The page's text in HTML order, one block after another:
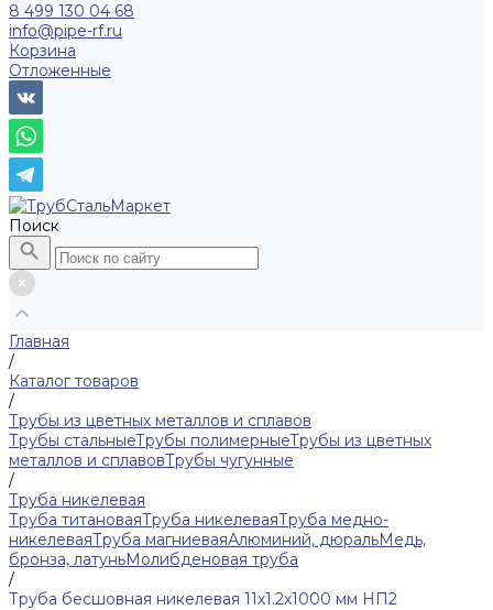
8 499 130 04 68
info@pipe-rf.ru
Корзина
Отложенные
Поиск
Главная
/
Каталог товаров
/
Трубы из цветных металлов и сплавов
Трубы стальныеТрубы полимерныеТрубы из цветных
металлов и сплавовТрубы чугунные
/
Труба никелевая
Труба титановаяТруба никелеваяТруба медно-
никелеваяТруба магниеваяАлюминий, дюральМедь,
бронза, латуньМолибденовая труба
/
Труба бесшовная никелевая 11х1.2х1000 мм НП2